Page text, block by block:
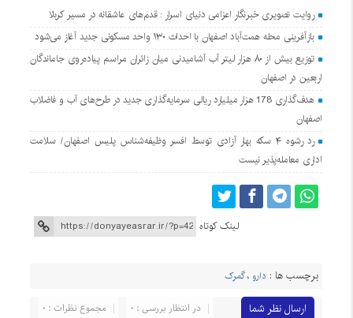
روایت تصویری خبرنگار اعزامی دنیای اسرار : قدم‌های عاشقانه در مسیر کربلا
بازآفرینی محله همت‌آباد اصفهان با احداث ۱۳۰ واحد مسکونی جدید آغاز می‌شود
توزیع بیش از ۸۰ هزار لیتر آب آشامیدنی میان زائران مراسم پیاده‌روی جاماندگان
اربعین در اصفهان
هدف‌گذاری 178 هزار میلیارد ریالی سرمایه‌گذاری جدید در طرح‌های آب و فاضلاب
اصفهان
رد رشوه ۴ سکه بهار آزادی توسط افسر وظیفه‌شناس پلیس اصفهان/ سلامت
اداری معامله‌پذیر نیست
لینک کوتاه
برچسب ها : دارو ،گمرک
ارسال نظر شما مجموع نظرات : 0
در انتظار بررسی : 0